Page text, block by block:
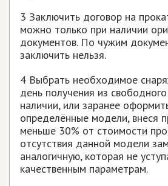
3 Заключить договор на
можно только при наличии
документов. По чужим
заключить нельзя.
4 Выбрать необходимое
день получения из
наличии, или заранее
определённые модели, внеся
меньше 30% от стоимости
отсутствия данной модели
аналогичную, которая не
качественным параметрам.